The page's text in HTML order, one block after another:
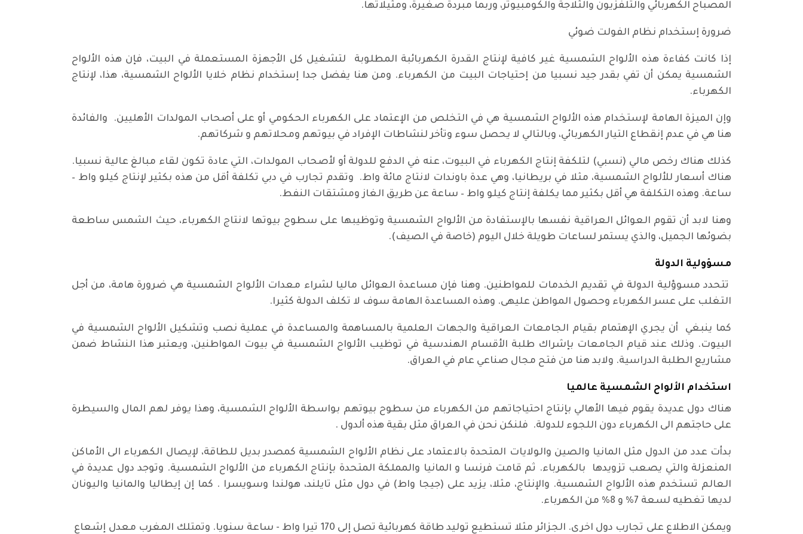
المصباح الكهربائي والتلفزيون والثلاجة والكومبيوتر، وربما مبردة صغيرة، ومثيلاتها.
ضرورة إستخدام نظام الفولت ضوئي
إذا كانت كفاءة هذه الألواح الشمسية غير كافية لإنتاج القدرة الكهربائبة المطلوبة لتشغيل كل الأجهزة المستعملة في البيت، فإن هذه الألواح
الشمسية يمكن أن تفي بقدر جيد نسبيا من إحتياجات البيت من الكهرباء. ومن هنا يفضل جدا إستخدام نظام خلايا الألواح الشمسية، هذا، لإنتاج
الكهرباء.
وإن الميزة الهامة لإستخدام هذه الألواح الشمسية هي في التخلص من الإعتماد على الكهرباء الحكومي أو على أصحاب المولدات الأهليين. والفائدة
هنا هي في عدم إنقطاع التيار الكهربائي، وبالتالي لا يحصل سوء وتأخر لنشاطات الإفراد في بيوتهم ومحلاتهم و شركاتهم.
كذلك هناك رخص مالي (نسبي) لتلكفة إنتاج الكهرباء في البيوت، عنه في الدفع للدولة أو لأصحاب المولدات، التي عادة تكون لقاء مبالغ عالية نسبيا.
هناك أسعار للألواح الشمسية، مثلا في بريطانيا، وهي عدة باوندات لانتاج مائة واط. وتقدم تجارب في دبي تكلفة أقل من هذه بكثير لإنتاج كيلو واط –
ساعة. وهذه التكلفة هي أقل بكثير مما يكلفة إنتاج كيلو واط – ساعة عن طريق الغاز ومشتقات النفط.
وهنا لابد أن تقوم العوائل العراقية نفسها بالإستفادة من الألواح الشمسية وتوظيبها على سطوح بيوتها لانتاج الكهرباء، حيث الشمس ساطعة
بضوئها الجميل، والذي يستمر لساعات طويلة خلال اليوم (خاصة في الصيف).
مسؤولية الدولة
تتحدد مسوؤلية الدولة في تقديم الخدمات للمواطنين. وهنا فإن مساعدة العوائل ماليا لشراء معدات الألواح الشمسية هي ضرورة هامة، من أجل
التغلب على عسر الكهرباء وحصول المواطن عليهى. وهذه المساعدة الهامة سوف لا تكلف الدولة كثيرا.
كما ينبغي أن يجري الإهتمام بقيام الجامعات العراقية والجهات العلمية بالمساهمة والمساعدة في عملية نصب وتشكيل الألواح الشمسية في
البيوت. وذلك عند قيام الجامعات بإشراك طلبة الأقسام الهندسية في توظيب الألواح الشمسية في بيوت المواطنين، ويعتبر هذا النشاط ضمن
مشاريع الطلبة الدراسية. ولابد هنا من فتح مجال صناعي عام في العراق.
استخدام الألواح الشمسية عالميا
هناك دول عديدة يقوم فيها الأهالي بإنتاج احتياجاتهم من الكهرباء من سطوح بيوتهم بواسطة الألواح الشمسية، وهذا يوفر لهم المال والسيطرة
على حاجتهم الى الكهرباء دون اللجوء للدولة. فلنكن نحن في العراق مثل بقية هذه ألدول .
بدأت عدد من الدول مثل المانيا والصين والولايات المتحدة بالاعتماد على نظام الألواح الشمسية كمصدر بديل للطاقة، لإيصال الكهرباء الى الأماكن
المنعزلة والتي يصعب تزويدها بالكهرباء. ثم قامت فرنسا و المانيا والمملكة المتحدة بإنتاج الكهرباء من الألواح الشمسية. وتوجد دول عديدة في
العالم تستخدم هذه الألواح الشمسية. والإنتاج، مثلا، يزيد على (جيجا واط) في دول مثل تايلند، هولندا وسويسرا . كما إن إيطاليا والمانيا واليونان
لديها تغطيه لسعة 7% و 8% من الكهرباء.
ويمكن الاطلاع على تجارب دول اخرى. الجزائر مثلا تستطيع توليد طاقة كهربائية تصل إلى 170 تيرا واط - ساعة سنويا. وتمتلك المغرب معدل إشعاع